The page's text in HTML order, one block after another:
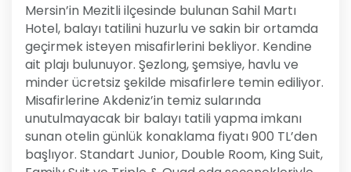
Mersin’in Mezitli ilçesinde bulunan Sahil Martı
Hotel, balayı tatilini huzurlu ve sakin bir ortamda
geçirmek isteyen misafirlerini bekliyor. Kendine
ait plajı bulunuyor. Şezlong, şemsiye, havlu ve
minder ücretsiz şekilde misafirlere temin ediliyor.
Misafirlerine Akdeniz’in temiz sularında
unutulmayacak bir balayı tatili yapma imkanı
sunan otelin günlük konaklama fiyatı 900 TL’den
başlıyor. Standart Junior, Double Room, King Suit,